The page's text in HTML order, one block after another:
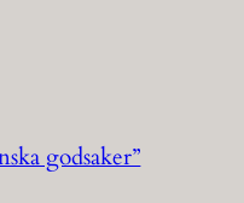
godsaker”